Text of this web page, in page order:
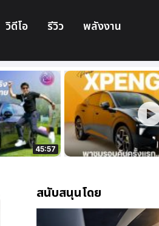
วิดีโอ รีวิว พลังงาน
45:57
สนับสนุนโดย